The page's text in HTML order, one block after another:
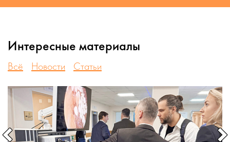
Интересные материалы
Всё Новости Статьи